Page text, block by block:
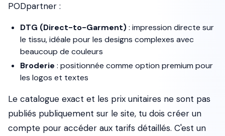
PODpartner :
DTG (Direct-to-Garment): impression directe sur
le tissu, idéale pour les designs complexes avec
beaucoup de couleurs
Broderie : positionnée comme option premium pour
les logos et textes
Le catalogue exact et les prix unitaires ne sont pas
publiés publiquement sur le site, tu dois créer un
compte pour accéder aux tarifs détaillés. C'est un